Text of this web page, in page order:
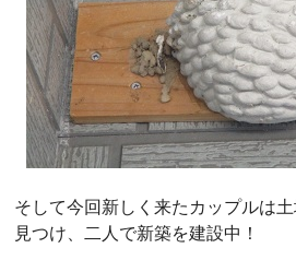
そして今回新しく来たカップルは
見つけ、二人で新築を建設中！